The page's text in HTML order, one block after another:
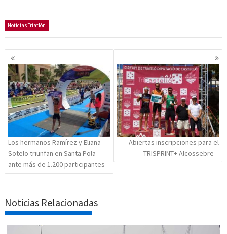
Noticias Triatlón
Navegación
de
entradas
Los hermanos Ramírez y Eliana
Sotelo triunfan en Santa Pola
ante más de 1.200 participantes
Abiertas inscripciones para el
TRISPRINT+ Alcossebre
Noticias Relacionadas